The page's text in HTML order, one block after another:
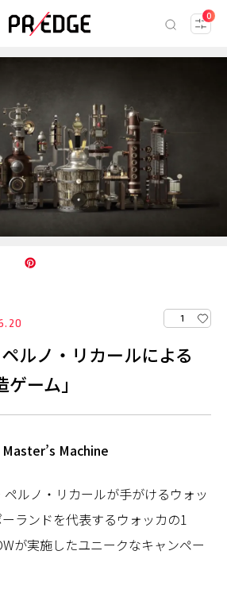
0
1
ルノ・リカールによる
ゲーム」
Machine
ルノ・リカールが手がけるウォッ
ーランドを代表するウォッカの1
が実施したユニークなキャンペー